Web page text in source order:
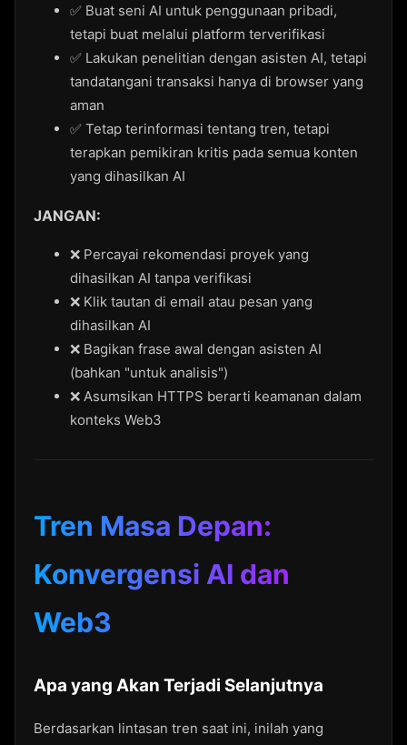
✅ Buat seni AI untuk penggunaan pribadi,
tetapi buat melalui platform terverifikasi
✅ Lakukan penelitian dengan asisten AI, tetapi
tandatangani transaksi hanya di browser yang
aman
✅ Tetap terinformasi tentang tren, tetapi
terapkan pemikiran kritis pada semua konten
yang dihasilkan AI
JANGAN:
❌ Percayai rekomendasi proyek yang
dihasilkan AI tanpa verifikasi
❌ Klik tautan di email atau pesan yang
dihasilkan AI
❌ Bagikan frase awal dengan asisten AI
(bahkan "untuk analisis")
❌ Asumsikan HTTPS berarti keamanan dalam
konteks Web3
Tren Masa Depan:
Konvergensi AI dan
Web3
Apa yang Akan Terjadi Selanjutnya
Berdasarkan lintasan tren saat ini, inilah yang